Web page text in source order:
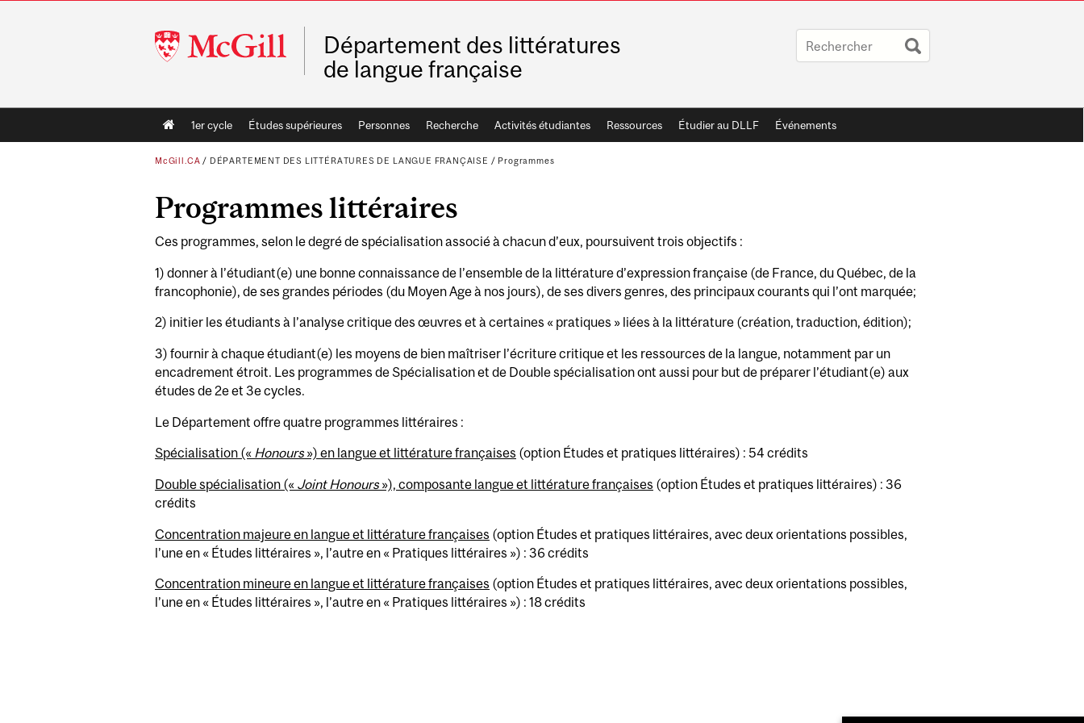
McGill
University
Département des littératures
de langue française
Main
navigation
1er cycle Études supérieures Personnes Recherche Activités étudiantes Ressources Étudier au DLLF Événements
McGill.CA / DÉPARTEMENT DES LITTÉRATURES DE LANGUE FRANÇAISE / Programmes
Programmes littéraires
Ces programmes, selon le degré de spécialisation associé à chacun d’eux, poursuivent trois objectifs :
1) donner à l’étudiant(e) une bonne connaissance de l’ensemble de la littérature d’expression française (de France, du Québec, de la
francophonie), de ses grandes périodes (du Moyen Age à nos jours), de ses divers genres, des principaux courants qui l’ont marquée;
2) initier les étudiants à l’analyse critique des œuvres et à certaines « pratiques » liées à la littérature (création, traduction, édition);
3) fournir à chaque étudiant(e) les moyens de bien maîtriser l’écriture critique et les ressources de la langue, notamment par un
encadrement étroit. Les programmes de Spécialisation et de Double spécialisation ont aussi pour but de préparer l’étudiant(e) aux
études de 2e et 3e cycles.
Le Département offre quatre programmes littéraires :
Spécialisation (« Honours») en langue et littérature françaises (option Études et pratiques littéraires) : 54 crédits
Double spécialisation (« Joint Honours»), composante langue et littérature françaises (option Études et pratiques littéraires) : 36
crédits
Concentration majeure en langue et littérature françaises (option Études et pratiques littéraires, avec deux orientations possibles,
l’une en « Études littéraires », l’autre en « Pratiques littéraires ») : 36 crédits
Concentration mineure en langue et littérature françaises (option Études et pratiques littéraires, avec deux orientations possibles,
l’une en « Études littéraires », l’autre en « Pratiques littéraires ») : 18 crédits